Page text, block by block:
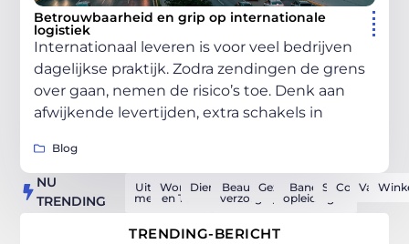
NU
TRENDING
Uit de
media
Woning
en Tuin
Dienstverlening
Beauty en
verzorging
Gezondheid
Banen en
opleidingen
SportComputers
Vakantie
Betrouwbaarheid en grip op internationale
logistiek
Internationaal leveren is voor veel bedrijven
dagelijkse praktijk. Zodra zendingen de grens
over gaan, nemen de risico’s toe. Denk aan
afwijkende levertijden, extra schakels in
Blog
TRENDING-BERICHT